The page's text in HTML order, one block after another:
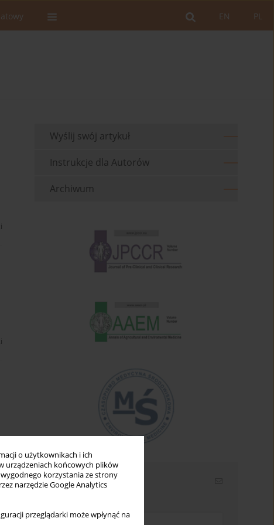
o użytkownikach i ich
urządzeniach końcowych plików
wygodnego korzystania ze strony
narzędzie Google Analytics
przeglądarki może wpłynąć na
PL
EN
Wyślij swój artykuł
Instrukcje dla Autorów
Archiwum
Newsletter